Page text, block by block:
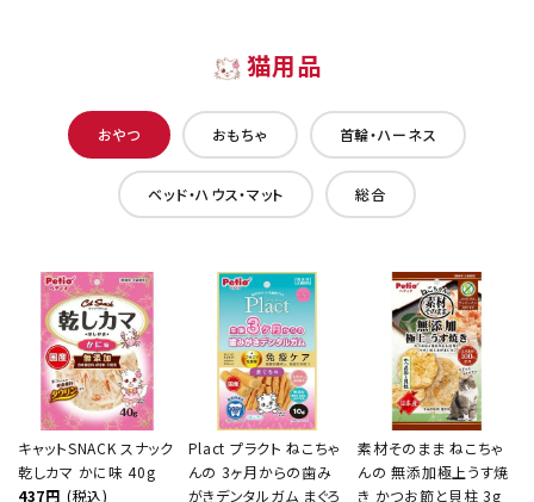
猫用品
おやつ おもちゃ 首輪・ハーネス
ベッド・ハウス・マット 総合
キャットSNACK スナック
乾しカマ かに味 40g
437円 (税込)
Plact プラクト ねこちゃ
んの 3ヶ月からの歯み
がきデンタルガム まぐろ
素材そのまま ねこちゃ
んの 無添加極上うす焼
き かつお節と貝柱 3g